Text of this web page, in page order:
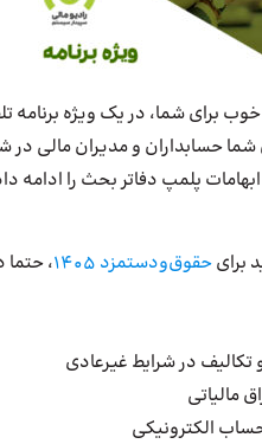
برای شما، در یک ویژه برنامه
حسابداران و مدیران مالی
پلمپ دفاتر بحث را ادامه
برایحقوق‌ودستمزد 1405
،
در شرایط غیرعادی
مالیاتی
الکترونیکی